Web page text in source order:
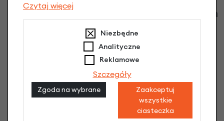
Klienci zadali następujące pytania o ten
produkt
Nikt wcześniej niemiał pytań do tego produktu? A Ty o
co chcesz zapytać?
Zadaj pytanie
Czytaj więcej
Niezbędne
Analityczne
Reklamowe
Szczegóły
Zgoda na wybrane
Zaakceptuj
wszystkie
ciasteczka